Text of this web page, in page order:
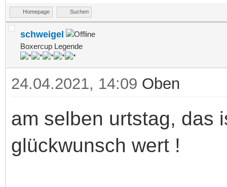
Homepage Suchen
schweigel
Boxercup Legende
24.04.2021, 14:09 Oben
am selben urtstag, das
glückwunsch wert !